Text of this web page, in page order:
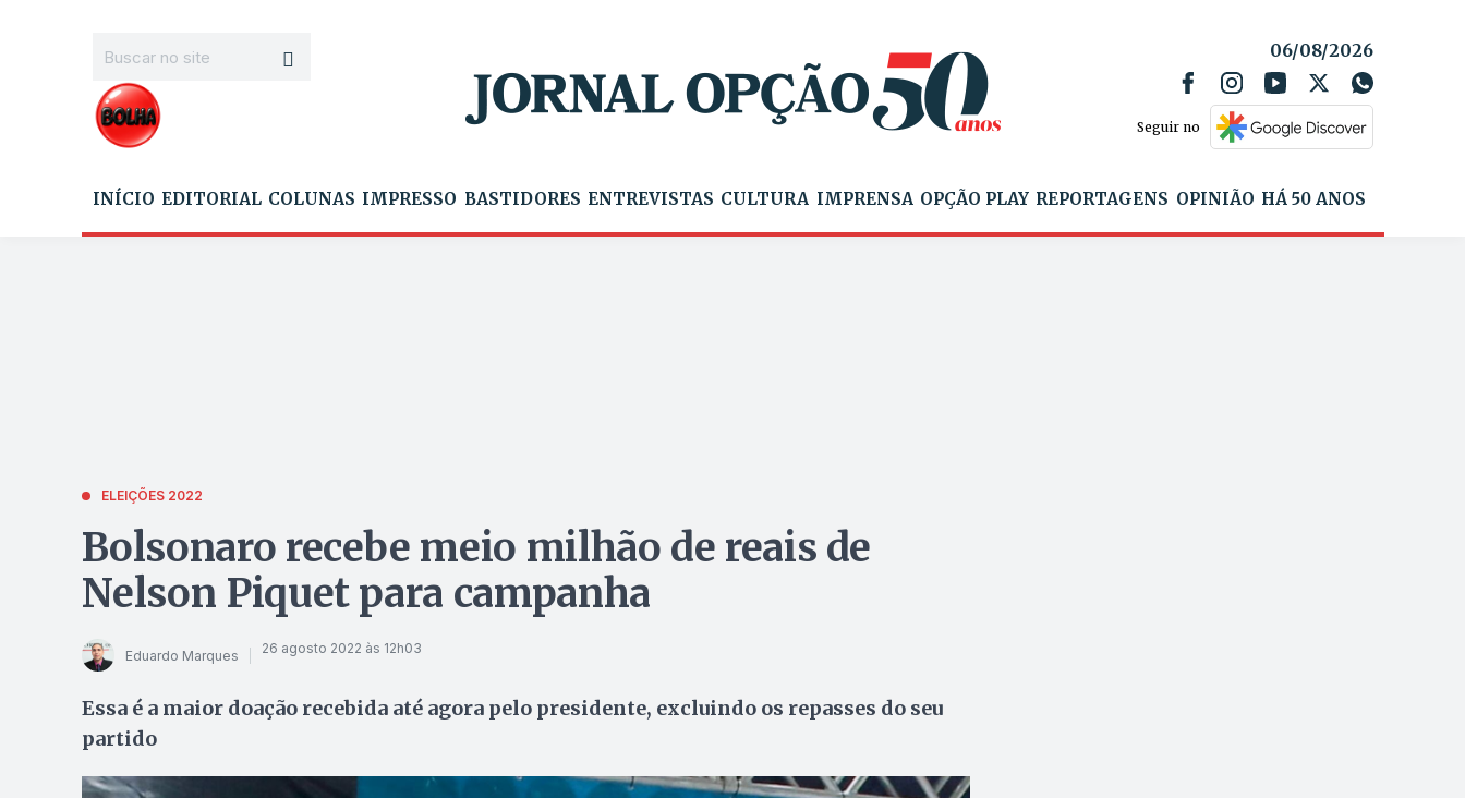
06/08/2026
Seguir no
INÍCIO EDITORIAL COLUNAS IMPRESSO BASTIDORES ENTREVISTAS CULTURA IMPRENSA OPÇÃO PLAY REPORTAGENS OPINIÃO HÁ 50 ANOS
ELEIÇÕES 2022
Bolsonaro recebe meio milhão de reais de
Nelson Piquet para campanha
Eduardo Marques 26 agosto 2022 às 12h03
Essa é a maior doação recebida até agora pelo presidente, excluindo os repasses do seu
partido